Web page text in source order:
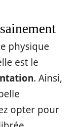
physique
est le
. Ainsi,
opter pour